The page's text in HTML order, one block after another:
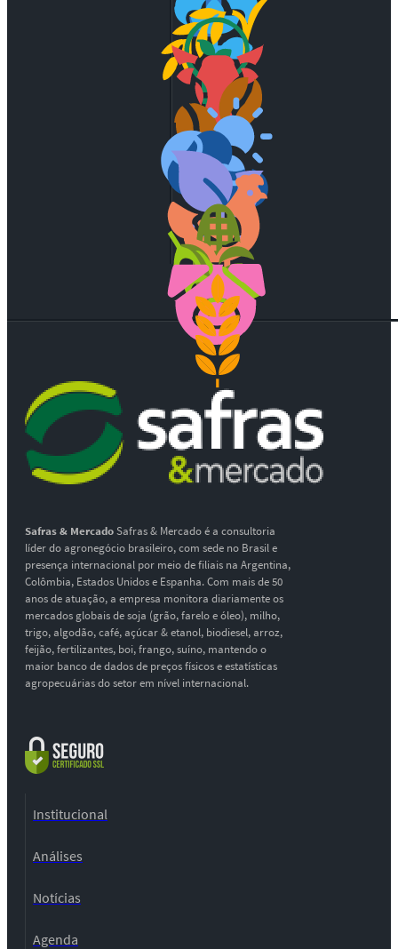
Safras & MercadoSafras & Mercado é a consultoria
líder do agronegócio brasileiro, com sede no Brasil e
presença internacional por meio de filiais na Argentina,
Colômbia, Estados Unidos e Espanha. Com mais de 50
anos de atuação, a empresa monitora diariamente os
mercados globais de soja (grão, farelo e óleo), milho,
trigo, algodão, café, açúcar & etanol, biodiesel, arroz,
feijão, fertilizantes, boi, frango, suíno, mantendo o
maior banco de dados de preços físicos e estatísticas
agropecuárias do setor em nível internacional.
Institucional
Análises
Notícias
Agenda